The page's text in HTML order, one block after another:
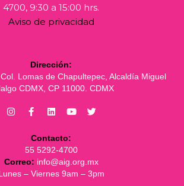
4700, 9:30 a 15:00 hrs.
Aviso de privacidad
Dirección:
Lomas de Chapultepec, Alcaldía Miguel
CDMX, CP 11000. CDMX
Contacto:
55 5292-4700
Correo: info@aig.org.mx
– Viernes 9am – 3pm